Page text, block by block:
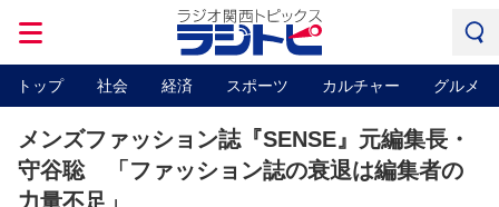
トップ 社会 経済 スポーツ カルチャー グルメ
メンズファッション誌『SENSE』元編集長・
守谷聡 「ファッション誌の衰退は編集者の
力量不足」